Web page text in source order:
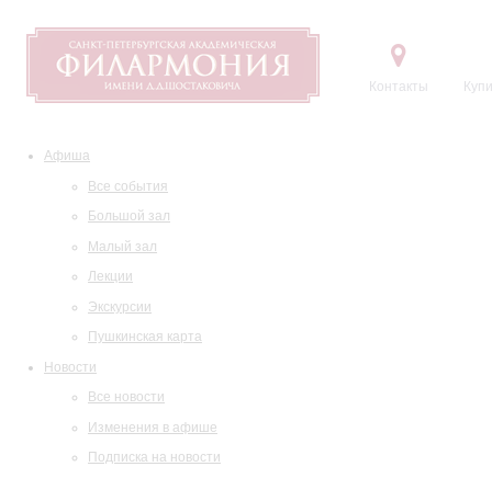
Контакты
Афиша
Все события
Большой зал
Малый зал
Лекции
Экскурсии
Пушкинская карта
Новости
Все новости
Изменения в афише
Подписка на новости